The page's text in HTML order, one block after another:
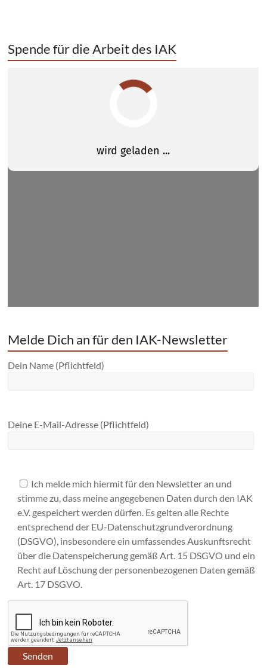
Spende für die Arbeit des IAK
Melde Dich an für den IAK-Newsletter
Dein Name (Pflichtfeld)
Deine E-Mail-Adresse (Pflichtfeld)
Ich melde mich hiermit für den Newsletter an und
stimme zu, dass meine angegebenen Daten durch den IAK
e.V. gespeichert werden dürfen. Es gelten alle Rechte
entsprechend der EU-Datenschutzgrundverordnung
(DSGVO), insbesondere ein umfassendes Auskunftsrecht
über die Datenspeicherung gemäß Art. 15 DSGVO und ein
Recht auf Löschung der personenbezogenen Daten gemäß
Art. 17 DSGVO.